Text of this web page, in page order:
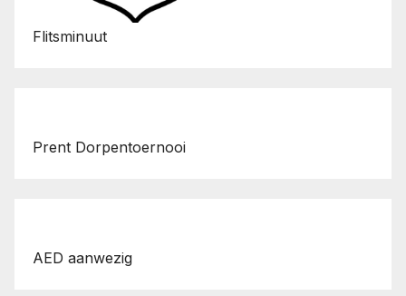
Flitsminuut
Prent Dorpentoernooi
AED aanwezig